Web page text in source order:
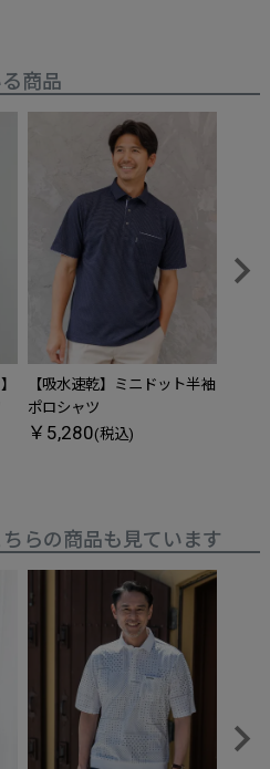
商品
【吸水速乾】ミニドット半袖
ポロシャツ
￥5,280(税込)
らの商品も見ています